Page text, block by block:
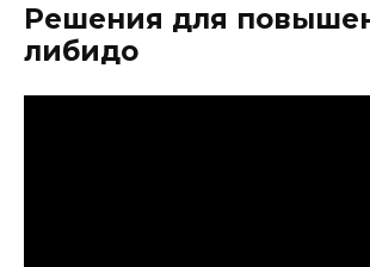
Решения для
либидо